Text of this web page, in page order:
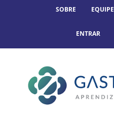
SOBRE EQUIPE
ENTRAR